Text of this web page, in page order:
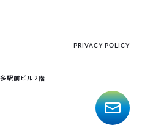
PRIVACY POLICY
駅前ビル 2階